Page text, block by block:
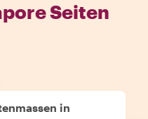
Seiten
in